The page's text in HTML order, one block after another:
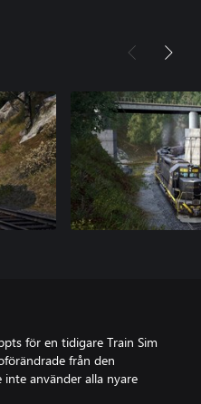
för en tidigare Train Sim
från den
använder alla nyare